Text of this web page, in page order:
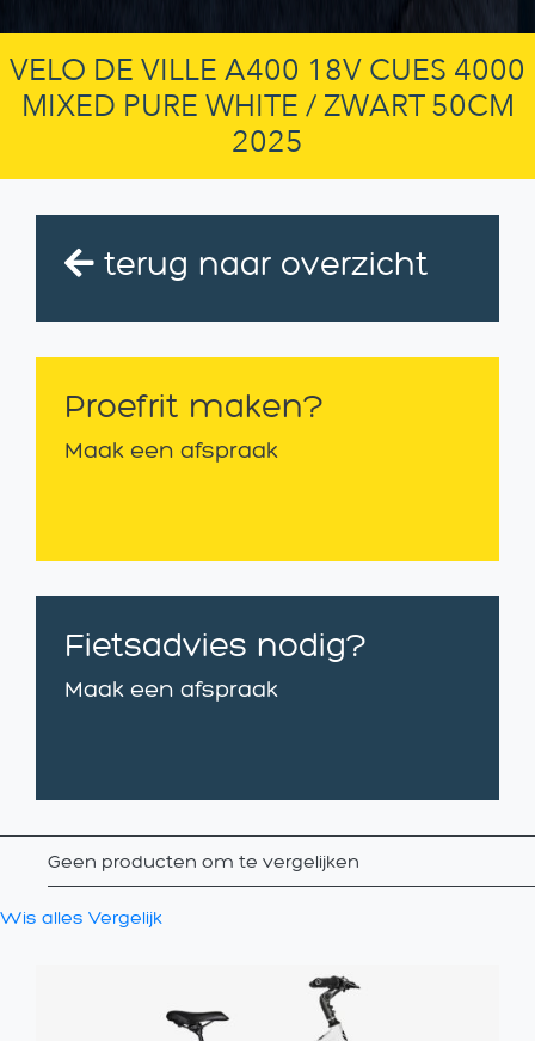
VELO DE VILLE A400 18V CUES 4000
MIXED PURE WHITE / ZWART 50CM
2025
terug naar overzicht
Proefrit maken?
Maak een afspraak
Fietsadvies nodig?
Maak een afspraak
Geen producten om te vergelijken
Wis alles Vergelijk